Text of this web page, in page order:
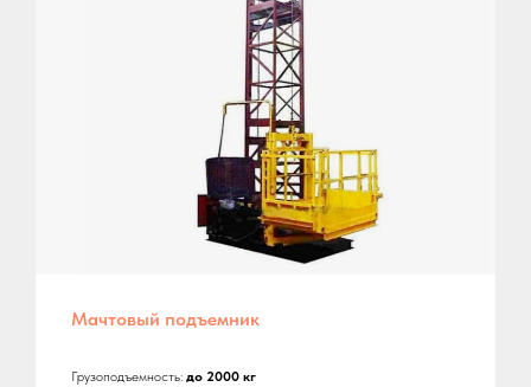
Мачтовый подъемник
Грузоподъемность: до 2000 кг